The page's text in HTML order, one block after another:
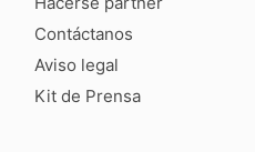
Contáctanos
Aviso legal
Kit de Prensa